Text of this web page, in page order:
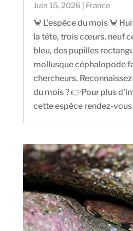
Juin 15, 2026| France
🦀 L'espèce du mois 🦀
la tête, trois cœurs, neuf
bleu, des pupilles
mollusque céphalopode
chercheurs.
du mois ? 👉Pour plus
cette espèce rendez-vous